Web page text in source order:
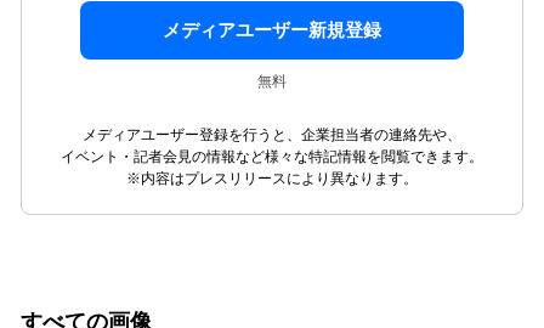
メディアユーザー新規登録
無料
メディアユーザー登録を行うと、企業担当者の連絡先や、
イベント・記者会見の情報など様々な特記情報を閲覧できます。
※内容はプレスリリースにより異なります。
すべての画像